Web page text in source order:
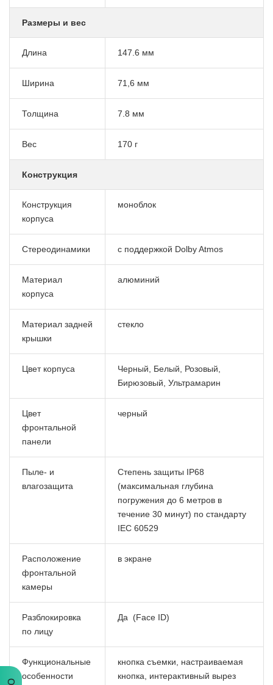
Размеры и вес
Длина 147.6 мм
Ширина 71,6 мм
Толщина 7.8 мм
Вес 170 г
Конструкция
Конструкция
корпуса
моноблок
Стереодинамики с поддержкой Dolby Atmos
Материал
корпуса
алюминий
Материал задней
крышки
стекло
Цвет корпуса
Черный, Белый, Розовый,
Бирюзовый, Ультрамарин
Цвет
фронтальной
панели
черный
Пыле- и
влагозащита
Степень защиты IP68
(максимальная глубина
погружения до 6 метров в
течение 30 минут) по стандарту
IEC 60529
Расположение
фронтальной
камеры
в экране
Разблокировка
по лицу
Да (Face ID)
Функциональные
особенности
кнопка съемки, настраиваемая
кнопка, интерактивный вырез